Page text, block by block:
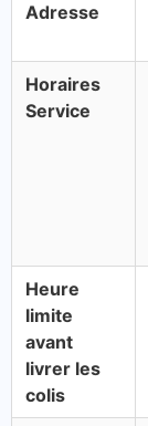
Adresse
Horaires
Service
Heure
limite
avant
livrer les
colis